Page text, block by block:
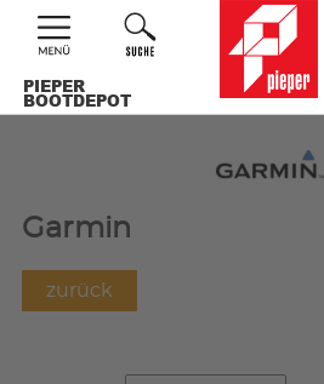
PIEPER
BOOTDEPOT
Garmin
zurück